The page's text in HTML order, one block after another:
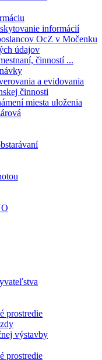
informácií
OcZ v Močenku
údajov
činností ...
a evidovania
činnosti
miesta uloženia
prostredie
výstavby
prostredie